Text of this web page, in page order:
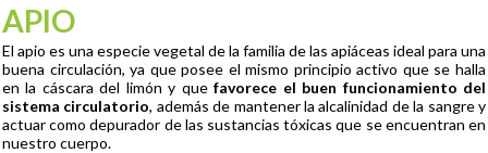
APIO
El apio es una especie vegetal de la familia de las apiáceas ideal para una
buena circulación, ya que posee el mismo principio activo que se halla
en la cáscara del limón y quefavorece el buen funcionamiento del
sistema circulatorio, además de mantener la alcalinidad de la sangre y
actuar como depurador de las sustancias tóxicas que se encuentran en
nuestro cuerpo.